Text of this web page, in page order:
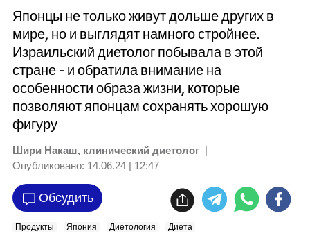
Японцы не только живут дольше других в
мире, но и выглядят намного стройнее.
Израильский диетолог побывала в этой
стране - и обратила внимание на
особенности образа жизни, которые
позволяют японцам сохранять хорошую
фигуру
Шири Накаш, клинический диетолог |
Опубликовано: 14.06.24 | 12:47
Обсудить
Продукты Япония Диетология Диета